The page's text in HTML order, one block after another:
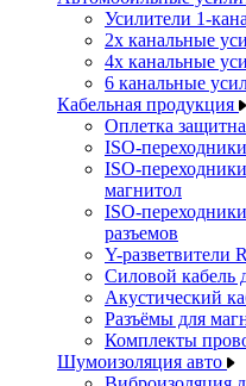
Усилители 1-
2х канальные
4х канальные
6 канальные
Кабельная продукция
Оплетка
ISO-
ISO-
магнитол
ISO-
разъемов
Y-разветвители
Силовой кабель
Акустический
Разъёмы для
Комплекты
Шумоизоляция авто